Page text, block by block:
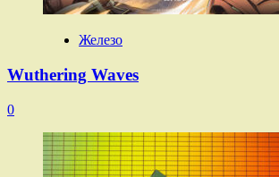
Железо
Wuthering Waves
0